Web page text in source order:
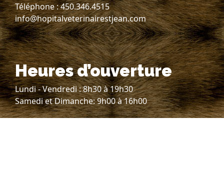
Téléphone : 450.346.4515
info@hopitalveterinairestjean.com
Heures d’ouverture
Lundi - Vendredi : 8h30 à 19h30
Samedi et Dimanche: 9h00 à 16h00